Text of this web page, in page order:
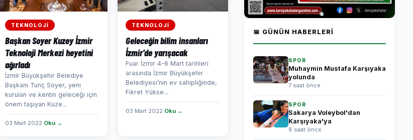
TEKNOLOJİ
Başkan Soyer Kuzey İzmir
Teknoloji Merkezi heyetini
ağırladı
İzmir Büyükşehir Belediye
Başkanı Tunç Soyer, yeni
kurulan ve kentin geleceği için
önem taşıyan Kuze...
03 Mart 2022 Oku →
TEKNOLOJİ
Geleceğin bilim insanları
İzmir’de yarışacak
Fuar İzmir 4-6 Mart tarihleri
arasında İzmir Büyükşehir
Belediyesi’nin ev sahipliğinde,
Fikret Yükse...
03 Mart 2022 Oku →
📅 GÜNÜN HABERLERI
SPOR
Muhaymin Mustafa Karşıyaka
yolunda
7 saat önce
SPOR
Sakarya Voleybol'dan
Karşıyaka'ya
8 saat önce